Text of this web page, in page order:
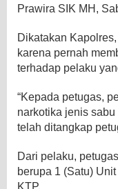
Prawira SIK MH,
Dikatakan
karena pernah
terhadap pelaku
“Kepada petugas,
narkotika jenis
telah ditangkap
Dari pelaku,
berupa 1 (Satu)
KTP.